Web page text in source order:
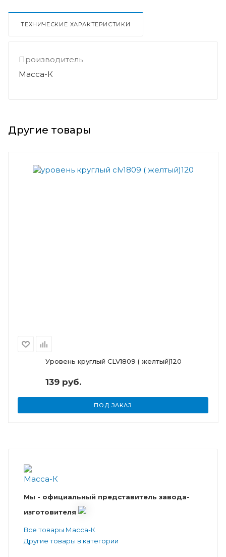
ТЕХНИЧЕСКИЕ ХАРАКТЕРИСТИКИ
Производитель
Масса-К
Другие товары
Уровень круглый CLV1809 ( желтый)120
139 руб.
ПОД ЗАКАЗ
Мы - официальный представитель завода-
изготовителя
Все товары Масса-К
Другие товары в категории